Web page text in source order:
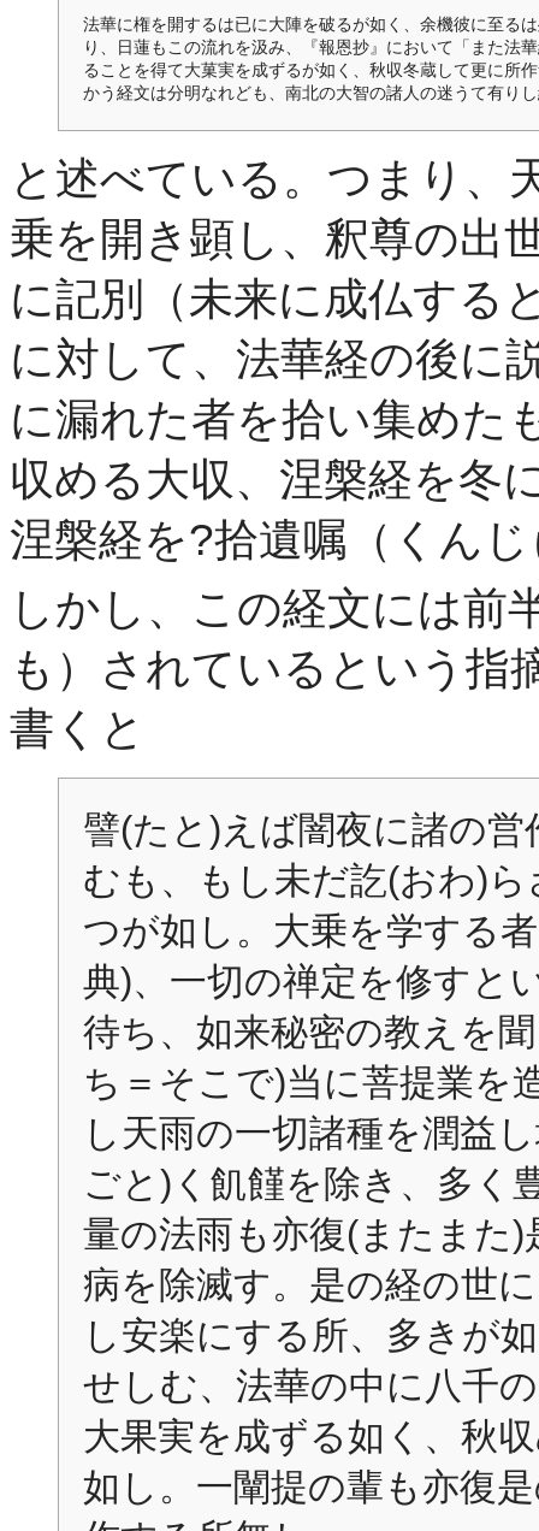
法華に権を開するは已に大陣を破るが如く、余機彼に至る
り、日蓮もこの流れを汲み、『報恩抄』において「また法
ることを得て大菓実を成ずるが如く、秋収冬蔵して更に所
かう経文は分明なれども、南北の大智の諸人の迷うて有り
と述べている。つまり、
乗を開き顕し、釈尊の出
に記別（未来に成仏する
に対して、法華経の後に
に漏れた者を拾い集めた
収める大収、涅槃経を冬
涅槃経を?拾遺嘱（くん
しかし、この経文には前
も）されているという指
書くと
譬(たと)えば闇夜に諸の
むも、もし未だ訖(おわ)
つが如し。大乗を学する
典)、一切の禅定を修すと
待ち、如来秘密の教えを
ち＝そこで)当に菩提業を
し天雨の一切諸種を潤益
ごと)く飢饉を除き、多く
量の法雨も亦復(またまた
病を除滅す。是の経の世
し安楽にする所、多きが
せしむ、法華の中に八千
大果実を成ずる如く、秋
如し。一闡提の輩も亦復